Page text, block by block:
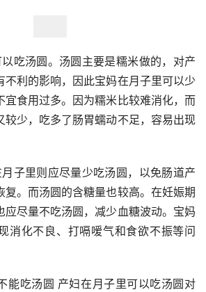
吃汤圆。汤圆主要是糯米做的，对产
不利的影响，因此宝妈在月子里可以少
宜食用过多。因为糯米比较难消化，而
较少，吃多了肠胃蠕动不足，容易出现
子里则应尽量少吃汤圆，以免肠道产
复。而汤圆的含糖量也较高。在妊娠期
应尽量不吃汤圆，减少血糖波动。宝妈
消化不良、打嗝嗳气和食欲不振等问
能吃汤圆 产妇在月子里可以吃汤圆对